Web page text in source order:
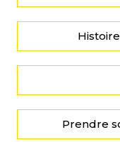
Prendre